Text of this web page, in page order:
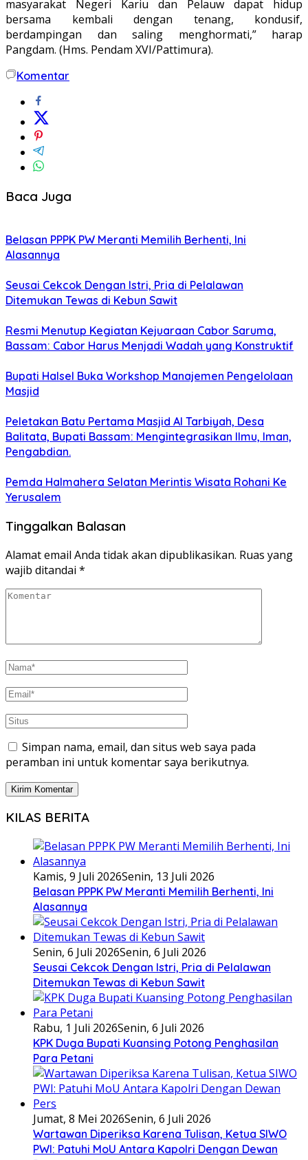
masyarakat Negeri Kariu dan Pelauw dapat hidup
bersama kembali dengan tenang, kondusif,
berdampingan dan saling menghormati,” harap
Pangdam. (Hms. Pendam XVI/Pattimura).
Komentar
Baca Juga
Belasan PPPK PW Meranti Memilih Berhenti, Ini
Alasannya
Seusai Cekcok Dengan Istri, Pria di Pelalawan
Ditemukan Tewas di Kebun Sawit
Resmi Menutup Kegiatan Kejuaraan Cabor Saruma,
Bassam: Cabor Harus Menjadi Wadah yang Konstruktif
Bupati Halsel Buka Workshop Manajemen Pengelolaan
Masjid
Peletakan Batu Pertama Masjid Al Tarbiyah, Desa
Balitata, Bupati Bassam: Mengintegrasikan Ilmu, Iman,
Pengabdian.
Pemda Halmahera Selatan Merintis Wisata Rohani Ke
Yerusalem
Tinggalkan Balasan
Alamat email Anda tidak akan dipublikasikan. Ruas yang
wajib ditandai *
Simpan nama, email, dan situs web saya pada
peramban ini untuk komentar saya berikutnya.
KILAS BERITA
Kamis, 9 Juli 2026Senin, 13 Juli 2026
Belasan PPPK PW Meranti Memilih Berhenti, Ini
Alasannya
Senin, 6 Juli 2026Senin, 6 Juli 2026
Seusai Cekcok Dengan Istri, Pria di Pelalawan
Ditemukan Tewas di Kebun Sawit
Rabu, 1 Juli 2026Senin, 6 Juli 2026
KPK Duga Bupati Kuansing Potong Penghasilan
Para Petani
Jumat, 8 Mei 2026Senin, 6 Juli 2026
Wartawan Diperiksa Karena Tulisan, Ketua SIWO
PWI: Patuhi MoU Antara Kapolri Dengan Dewan